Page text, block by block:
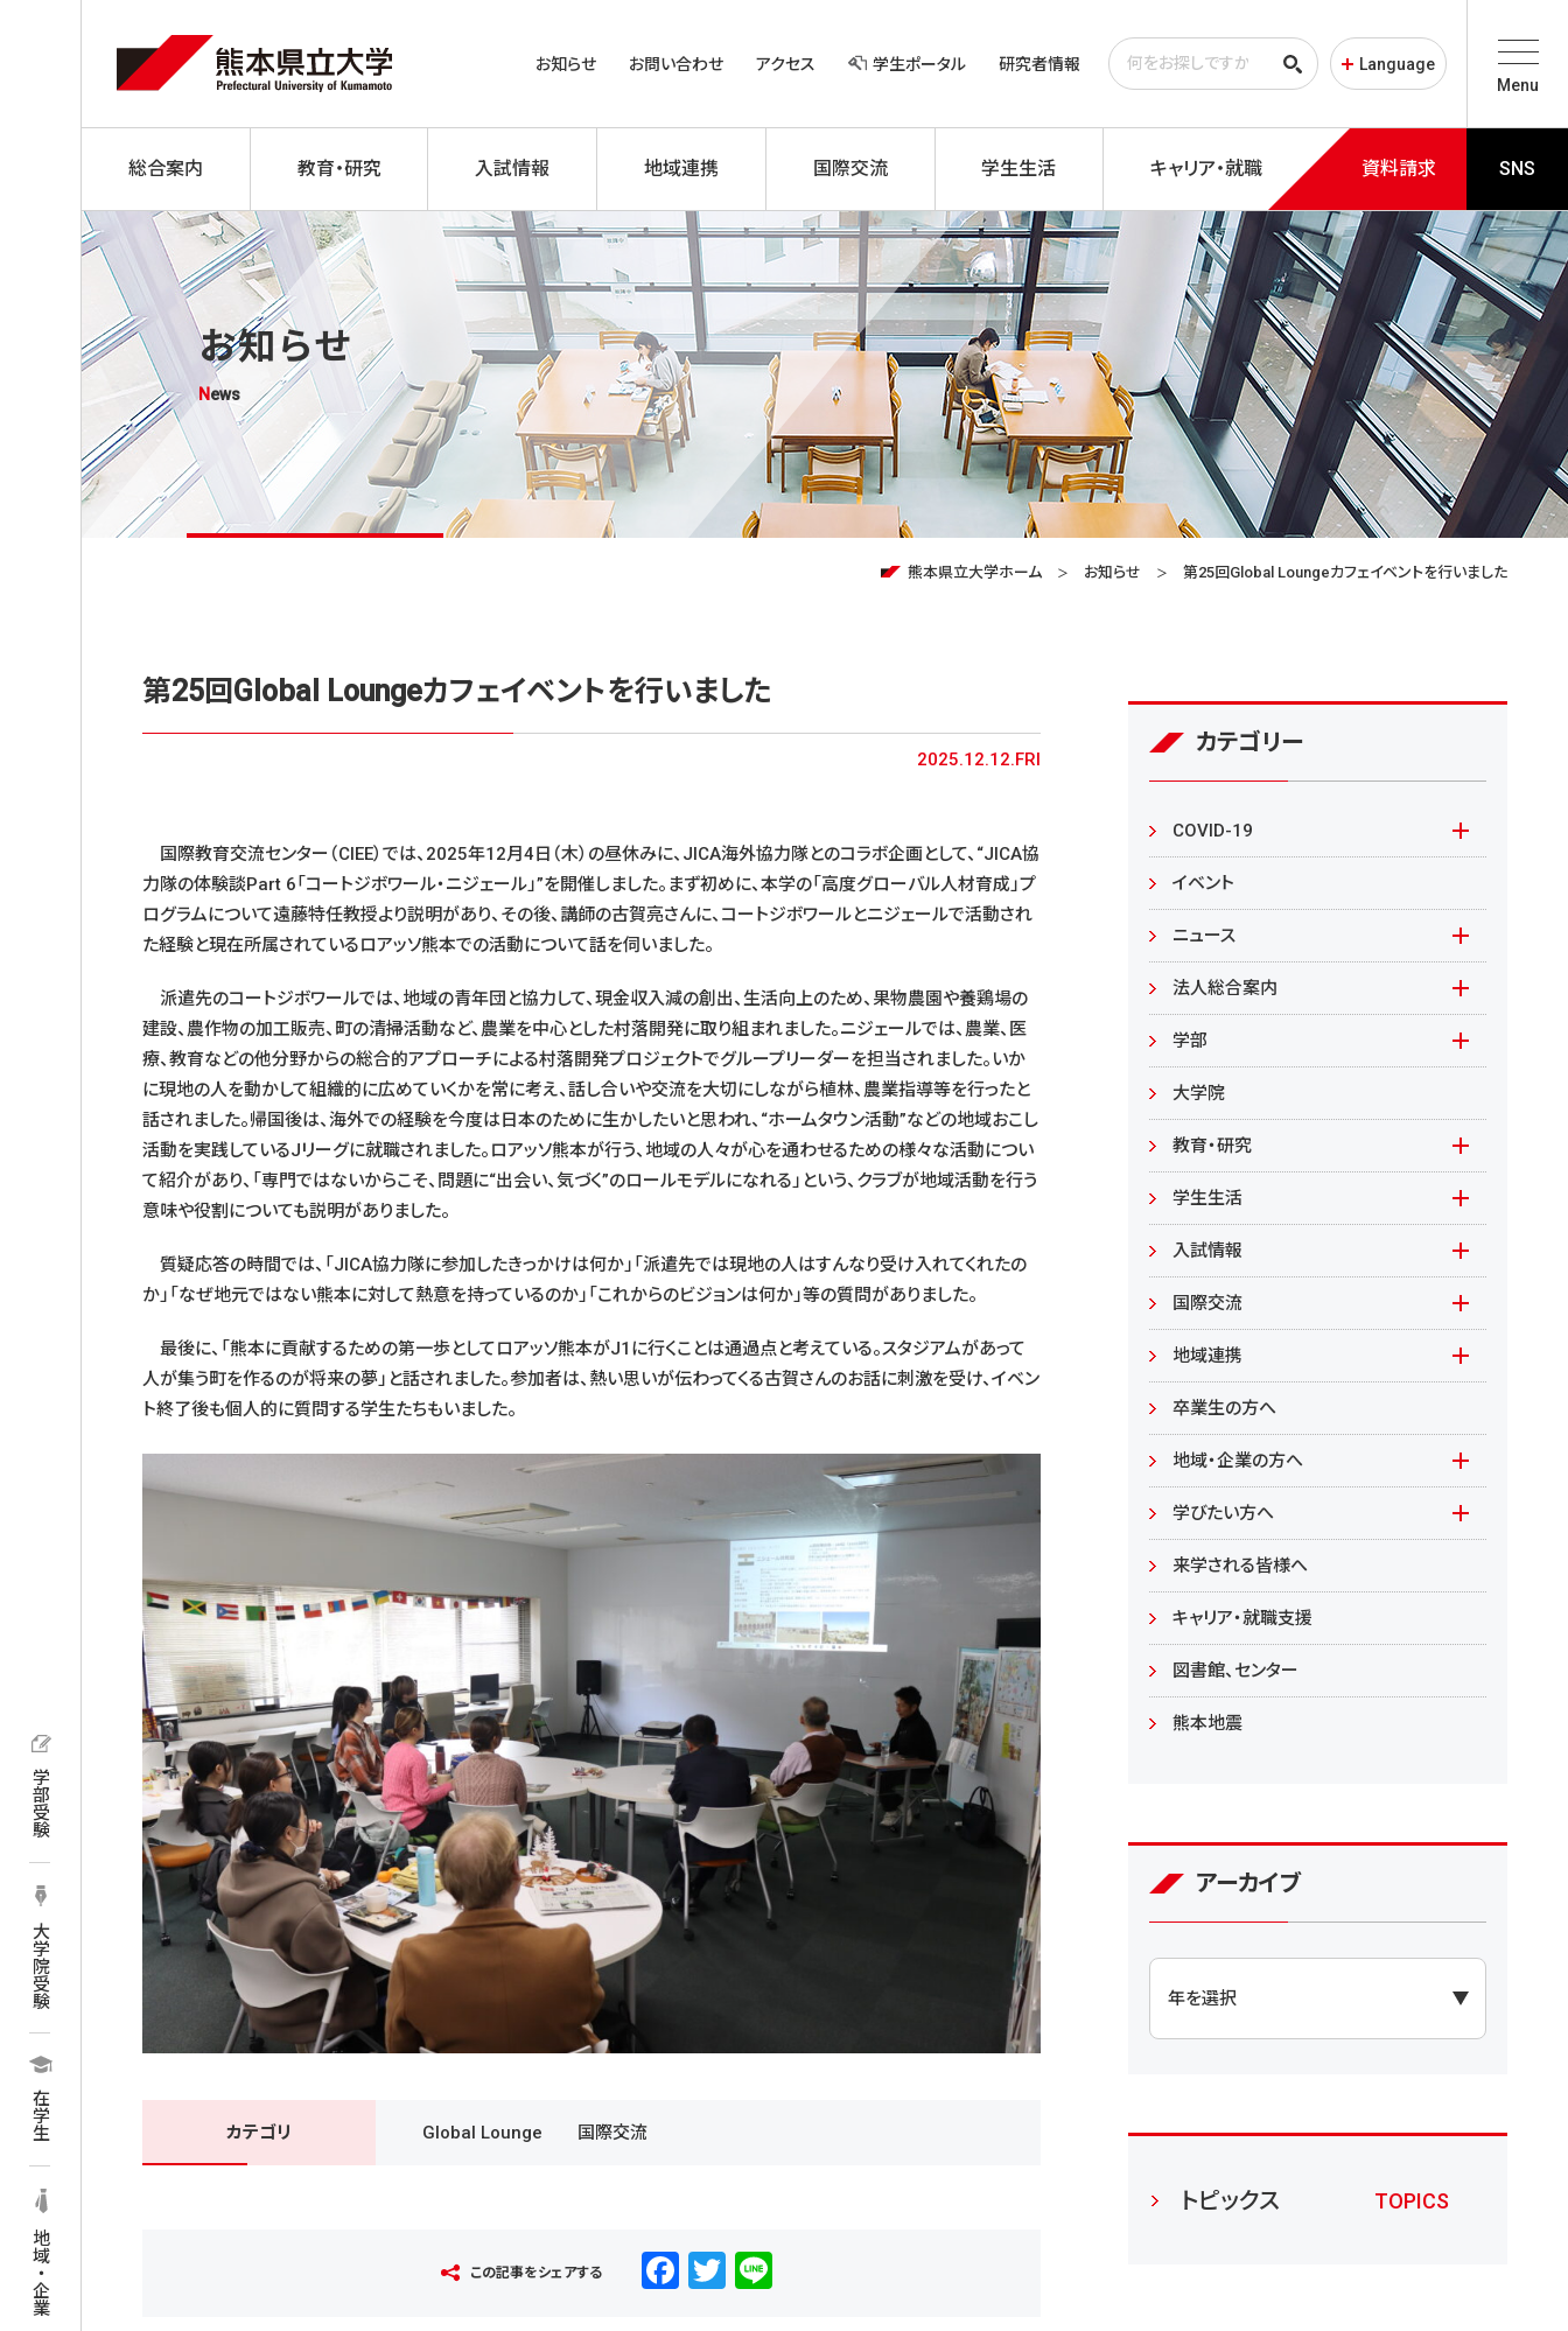
お知らせ お問い合わせ アクセス 学生ポータル 研究者情報 Language
総合案内 教育・研究 入試情報 地域連携 国際交流 学生生活 キャリア・就職 資料請求 SNS
Menu
学部受験
大学院受験
在学生
地域・企業
お知らせ
News
熊本県立大学ホーム お知らせ 第25回Global Loungeカフェイベントを行いました
第25回Global Loungeカフェイベントを行いました
2025.12.12.FRI
国際教育交流センター（CIEE）では、2025年12月4日（木）の昼休みに、JICA海外協力隊とのコラボ企画として、“JICA協
力隊の体験談Part 6「コートジボワール・ニジェール」”を開催しました。まず初めに、本学の「高度グローバル人材育成」プ
ログラムについて遠藤特任教授より説明があり、その後、講師の古賀亮さんに、コートジボワールとニジェールで活動され
た経験と現在所属されているロアッソ熊本での活動について話を伺いました。
派遣先のコートジボワールでは、地域の青年団と協力して、現金収入減の創出、生活向上のため、果物農園や養鶏場の
建設、農作物の加工販売、町の清掃活動など、農業を中心とした村落開発に取り組まれました。ニジェールでは、農業、医
療、教育などの他分野からの総合的アプローチによる村落開発プロジェクトでグループリーダーを担当されました。いか
に現地の人を動かして組織的に広めていくかを常に考え、話し合いや交流を大切にしながら植林、農業指導等を行ったと
話されました。帰国後は、海外での経験を今度は日本のために生かしたいと思われ、“ホームタウン活動”などの地域おこし
活動を実践しているJリーグに就職されました。ロアッソ熊本が行う、地域の人々が心を通わせるための様々な活動につい
て紹介があり、「専門ではないからこそ、問題に“出会い、気づく”のロールモデルになれる」という、クラブが地域活動を行う
意味や役割についても説明がありました。
質疑応答の時間では、「JICA協力隊に参加したきっかけは何か」「派遣先では現地の人はすんなり受け入れてくれたの
か」「なぜ地元ではない熊本に対して熱意を持っているのか」「これからのビジョンは何か」等の質問がありました。
最後に、「熊本に貢献するための第一歩としてロアッソ熊本がJ1に行くことは通過点と考えている。スタジアムがあって
人が集う町を作るのが将来の夢」と話されました。参加者は、熱い思いが伝わってくる古賀さんのお話に刺激を受け、イベン
ト終了後も個人的に質問する学生たちもいました。
カテゴリ Global Lounge 国際交流
この記事をシェアする
F
T
カテゴリー
COVID-19
本学の対応
在学生の皆様へ
来学される皆様へ
イベント
ニュース
報道資料
基本情報
法人総合案内
入札情報
教職員募集
教職員募集（教員）
学部
文学部
日文
英米
環境資源
居住環境
食健康
教育/学部・大学院
大学院
教育・研究
教育
地域連携型学生研究(旧学生GP)
もやいすと育成プログラム
学生生活
在学生の方へ
入試情報
入試情報(学部)
入試情報(大学院)
国際交流
Global Lounge
地域連携
公開講座
卒業生の方へ
地域・企業の方へ
学びたい方へ(生涯学習)
学びたい方へ
学部
大学院
来学される皆様へ
キャリア・就職支援
図書館、センター
熊本地震
アーカイブ
トピックス TOPICS